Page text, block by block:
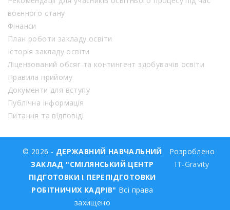
воєнного стану
Фінанси
План роботи закладу освіти
Історія закладу освіти
Ліцензований обсяг та контингент здобувачів освіти
Правила прийому
Документи для вступу
Публічна інформація
Питання та відповіді
© 2026 - ДЕРЖАВНИЙ НАВЧАЛЬНИЙ
ЗАКЛАД "СМІЛЯНСЬКИЙ ЦЕНТР
ПІДГОТОВКИ І ПЕРЕПІДГОТОВКИ
РОБІТНИЧИХ КАДРІВ" Всі права
захищено
Розроблено
IT-Gravity